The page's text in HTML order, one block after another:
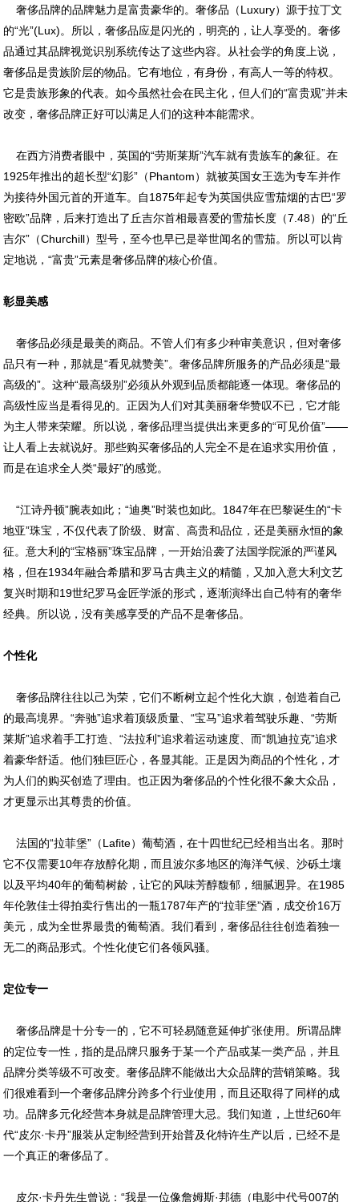
奢侈品牌的品牌魅力是富贵豪华的。奢侈品（Luxury）源于拉丁文
的“光”(Lux)。所以，奢侈品应是闪光的，明亮的，让人享受的。奢侈
品通过其品牌视觉识别系统传达了这些内容。从社会学的角度上说，
奢侈品是贵族阶层的物品。它有地位，有身份，有高人一等的特权。
它是贵族形象的代表。如今虽然社会在民主化，但人们的“富贵观”并未
改变，奢侈品牌正好可以满足人们的这种本能需求。
在西方消费者眼中，英国的“劳斯莱斯”汽车就有贵族车的象征。在
1925年推出的超长型“幻影”（Phantom）就被英国女王选为专车并作
为接待外国元首的开道车。自1875年起专为英国供应雪茄烟的古巴“罗
密欧”品牌，后来打造出了丘吉尔首相最喜爱的雪茄长度（7.48）的“丘
吉尔”（Churchill）型号，至今也早已是举世闻名的雪茄。所以可以肯
定地说，“富贵”元素是奢侈品牌的核心价值。
彰显美感
奢侈品必须是最美的商品。不管人们有多少种审美意识，但对奢侈
品只有一种，那就是“看见就赞美”。奢侈品牌所服务的产品必须是“最
高级的”。这种“最高级别”必须从外观到品质都能逐一体现。奢侈品的
高级性应当是看得见的。正因为人们对其美丽奢华赞叹不已，它才能
为主人带来荣耀。所以说，奢侈品理当提供出来更多的“可见价值”——
让人看上去就说好。那些购买奢侈品的人完全不是在追求实用价值，
而是在追求全人类“最好”的感觉。
“江诗丹顿”腕表如此；“迪奥”时装也如此。1847年在巴黎诞生的“卡
地亚”珠宝，不仅代表了阶级、财富、高贵和品位，还是美丽永恒的象
征。意大利的“宝格丽”珠宝品牌，一开始沿袭了法国学院派的严谨风
格，但在1934年融合希腊和罗马古典主义的精髓，又加入意大利文艺
复兴时期和19世纪罗马金匠学派的形式，逐渐演绎出自己特有的奢华
经典。所以说，没有美感享受的产品不是奢侈品。
个性化
奢侈品牌往往以己为荣，它们不断树立起个性化大旗，创造着自己
的最高境界。“奔驰”追求着顶级质量、“宝马”追求着驾驶乐趣、“劳斯
莱斯”追求着手工打造、“法拉利”追求着运动速度、而“凯迪拉克”追求
着豪华舒适。他们独巨匠心，各显其能。正是因为商品的个性化，才
为人们的购买创造了理由。也正因为奢侈品的个性化很不象大众品，
才更显示出其尊贵的价值。
法国的“拉菲堡”（Lafite）葡萄酒，在十四世纪已经相当出名。那时
它不仅需要10年存放醇化期，而且波尔多地区的海洋气候、沙砾土壤
以及平均40年的葡萄树龄，让它的风味芳醇馥郁，细腻迥异。在1985
年伦敦佳士得拍卖行售出的一瓶1787年产的“拉菲堡”酒，成交价16万
美元，成为全世界最贵的葡萄酒。我们看到，奢侈品往往创造着独一
无二的商品形式。个性化使它们各领风骚。
定位专一
奢侈品牌是十分专一的，它不可轻易随意延伸扩张使用。所谓品牌
的定位专一性，指的是品牌只服务于某一个产品或某一类产品，并且
品牌分类等级不可改变。奢侈品牌不能做出大众品牌的营销策略。我
们很难看到一个奢侈品牌分跨多个行业使用，而且还取得了同样的成
功。品牌多元化经营本身就是品牌管理大忌。我们知道，上世纪60年
代“皮尔·卡丹”服装从定制经营到开始普及化特许生产以后，已经不是
一个真正的奢侈品了。
皮尔·卡丹先生曾说：“我是一位像詹姆斯·邦德（电影中代号007的